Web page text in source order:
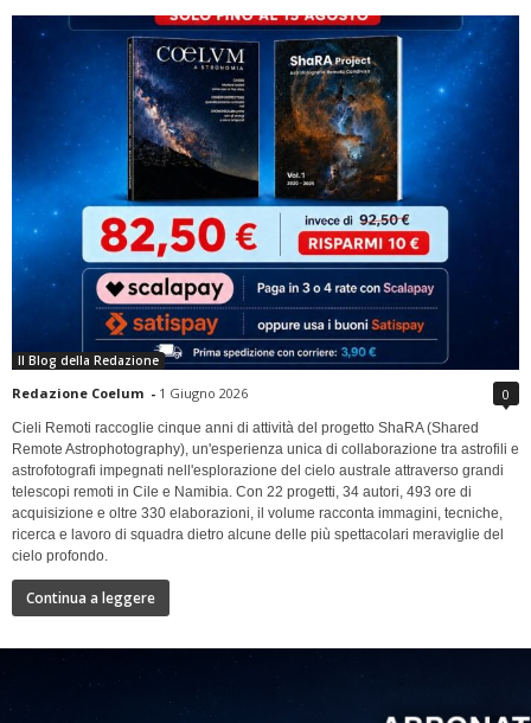
Il Blog della Redazione
Redazione Coelum - 1 Giugno 2026 0
Cieli Remoti raccoglie cinque anni di attività del progetto ShaRA (Shared
Remote Astrophotography), un'esperienza unica di collaborazione tra astrofili e
astrofotografi impegnati nell'esplorazione del cielo australe attraverso grandi
telescopi remoti in Cile e Namibia. Con 22 progetti, 34 autori, 493 ore di
acquisizione e oltre 330 elaborazioni, il volume racconta immagini, tecniche,
ricerca e lavoro di squadra dietro alcune delle più spettacolari meraviglie del
cielo profondo.
Continua a leggere